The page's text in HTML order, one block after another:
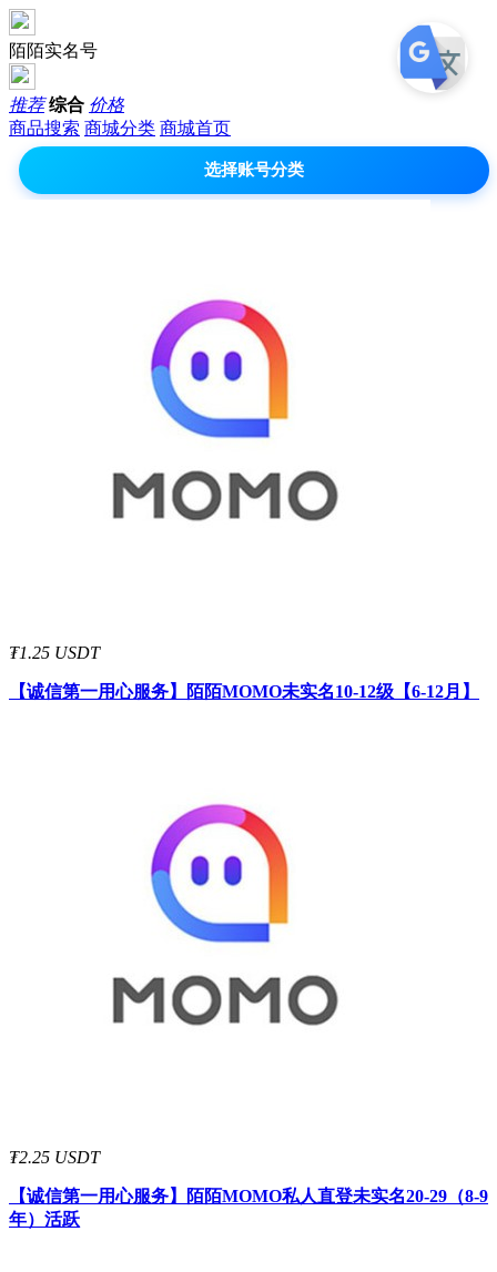
陌陌实名号
推荐 综合 价格
商品搜索 商城分类 商城首页
选择账号分类
₮1.25 USDT
【诚信第一用心服务】 陌陌MOMO未实名10-12级【6-12月】
₮2.25 USDT
【诚信第一用心服务】
陌陌MOMO私人直登未实名20-29（8-9
年）活跃